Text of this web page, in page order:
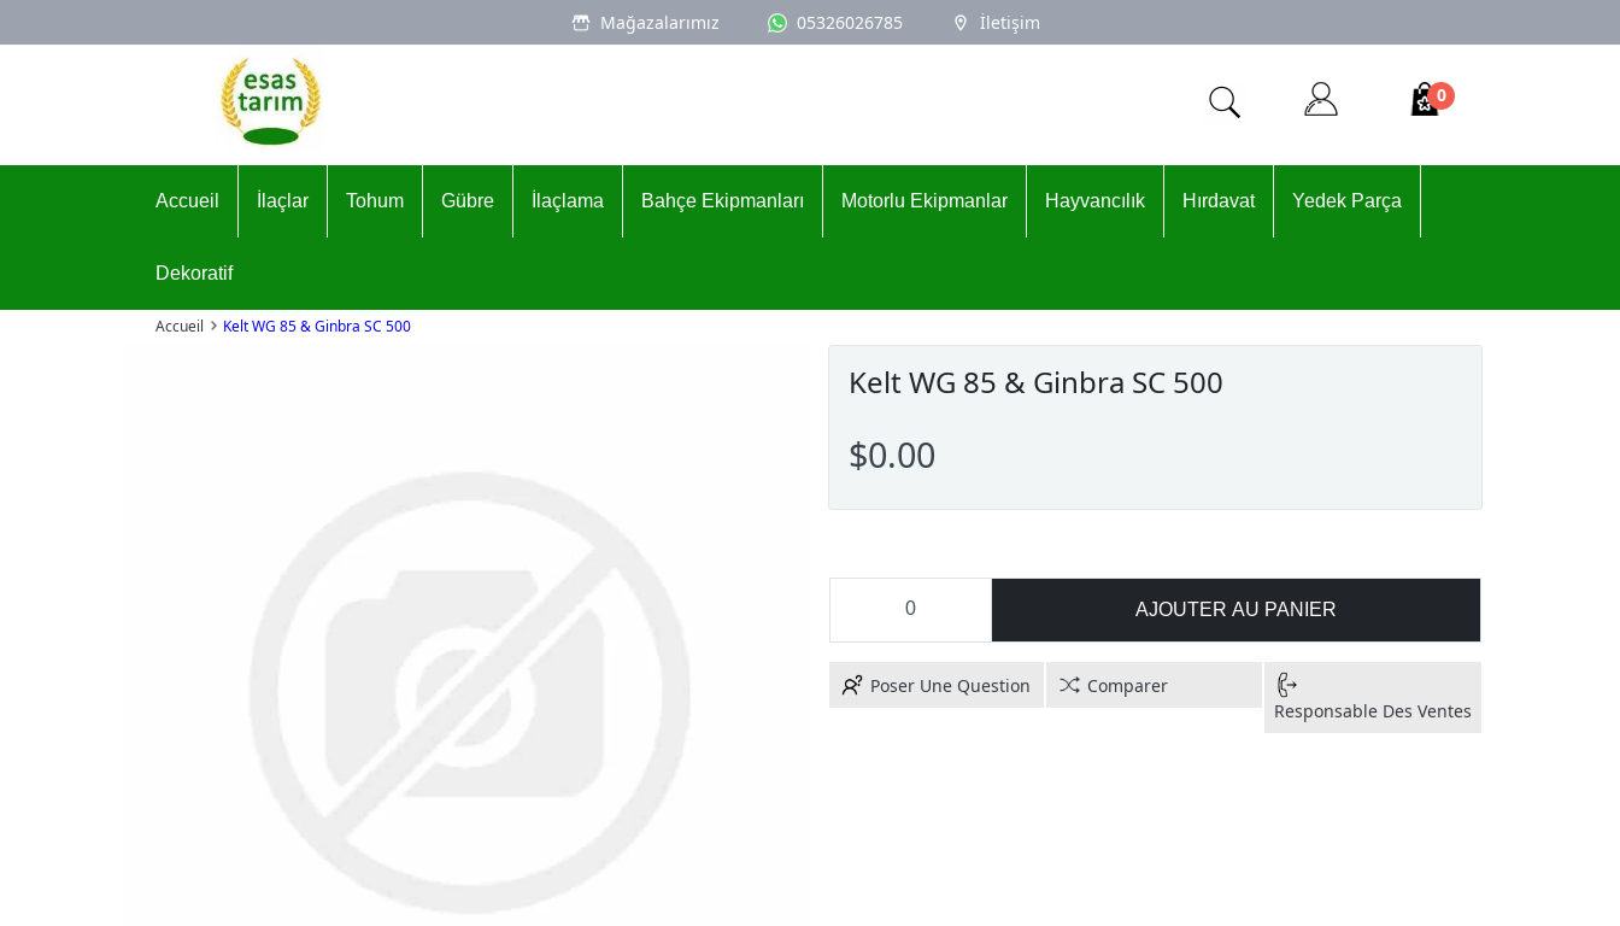
Mağazalarımız 05326026785 İletişim
Logo
0
Accueil İlaçlar Tohum Gübre İlaçlama Bahçe Ekipmanları Motorlu Ekipmanlar Hayvancılık Hırdavat Yedek Parça
Dekoratif
Accueil Kelt WG 85 & Ginbra SC 500
Kelt WG 85 & Ginbra SC 500
$0.00
AJOUTER AU PANIER
Poser Une Question
Comparer
Responsable Des Ventes